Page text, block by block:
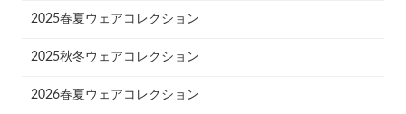
2025春夏ウェアコレクション
2025秋冬ウェアコレクション
2026春夏ウェアコレクション